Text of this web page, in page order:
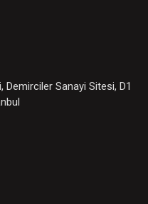
Demirciler Sanayi Sitesi, D1